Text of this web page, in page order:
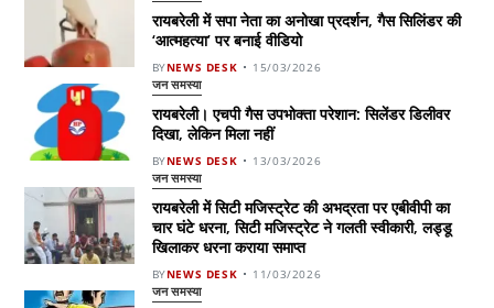
रायबरेली में सपा नेता का अनोखा प्रदर्शन, गैस सिलिंडर की
‘आत्महत्या’ पर बनाई वीडियो
BYNEWS DESK 15/03/2026
जन समस्या
रायबरेली। एचपी गैस उपभोक्ता परेशान: सिलेंडर डिलीवर
दिखा, लेकिन मिला नहीं
BYNEWS DESK 13/03/2026
जन समस्या
रायबरेली में सिटी मजिस्ट्रेट की अभद्रता पर एबीवीपी का
चार घंटे धरना, सिटी मजिस्ट्रेट ने गलती स्वीकारी, लड्डू
खिलाकर धरना कराया समाप्त
BYNEWS DESK 11/03/2026
जन समस्या